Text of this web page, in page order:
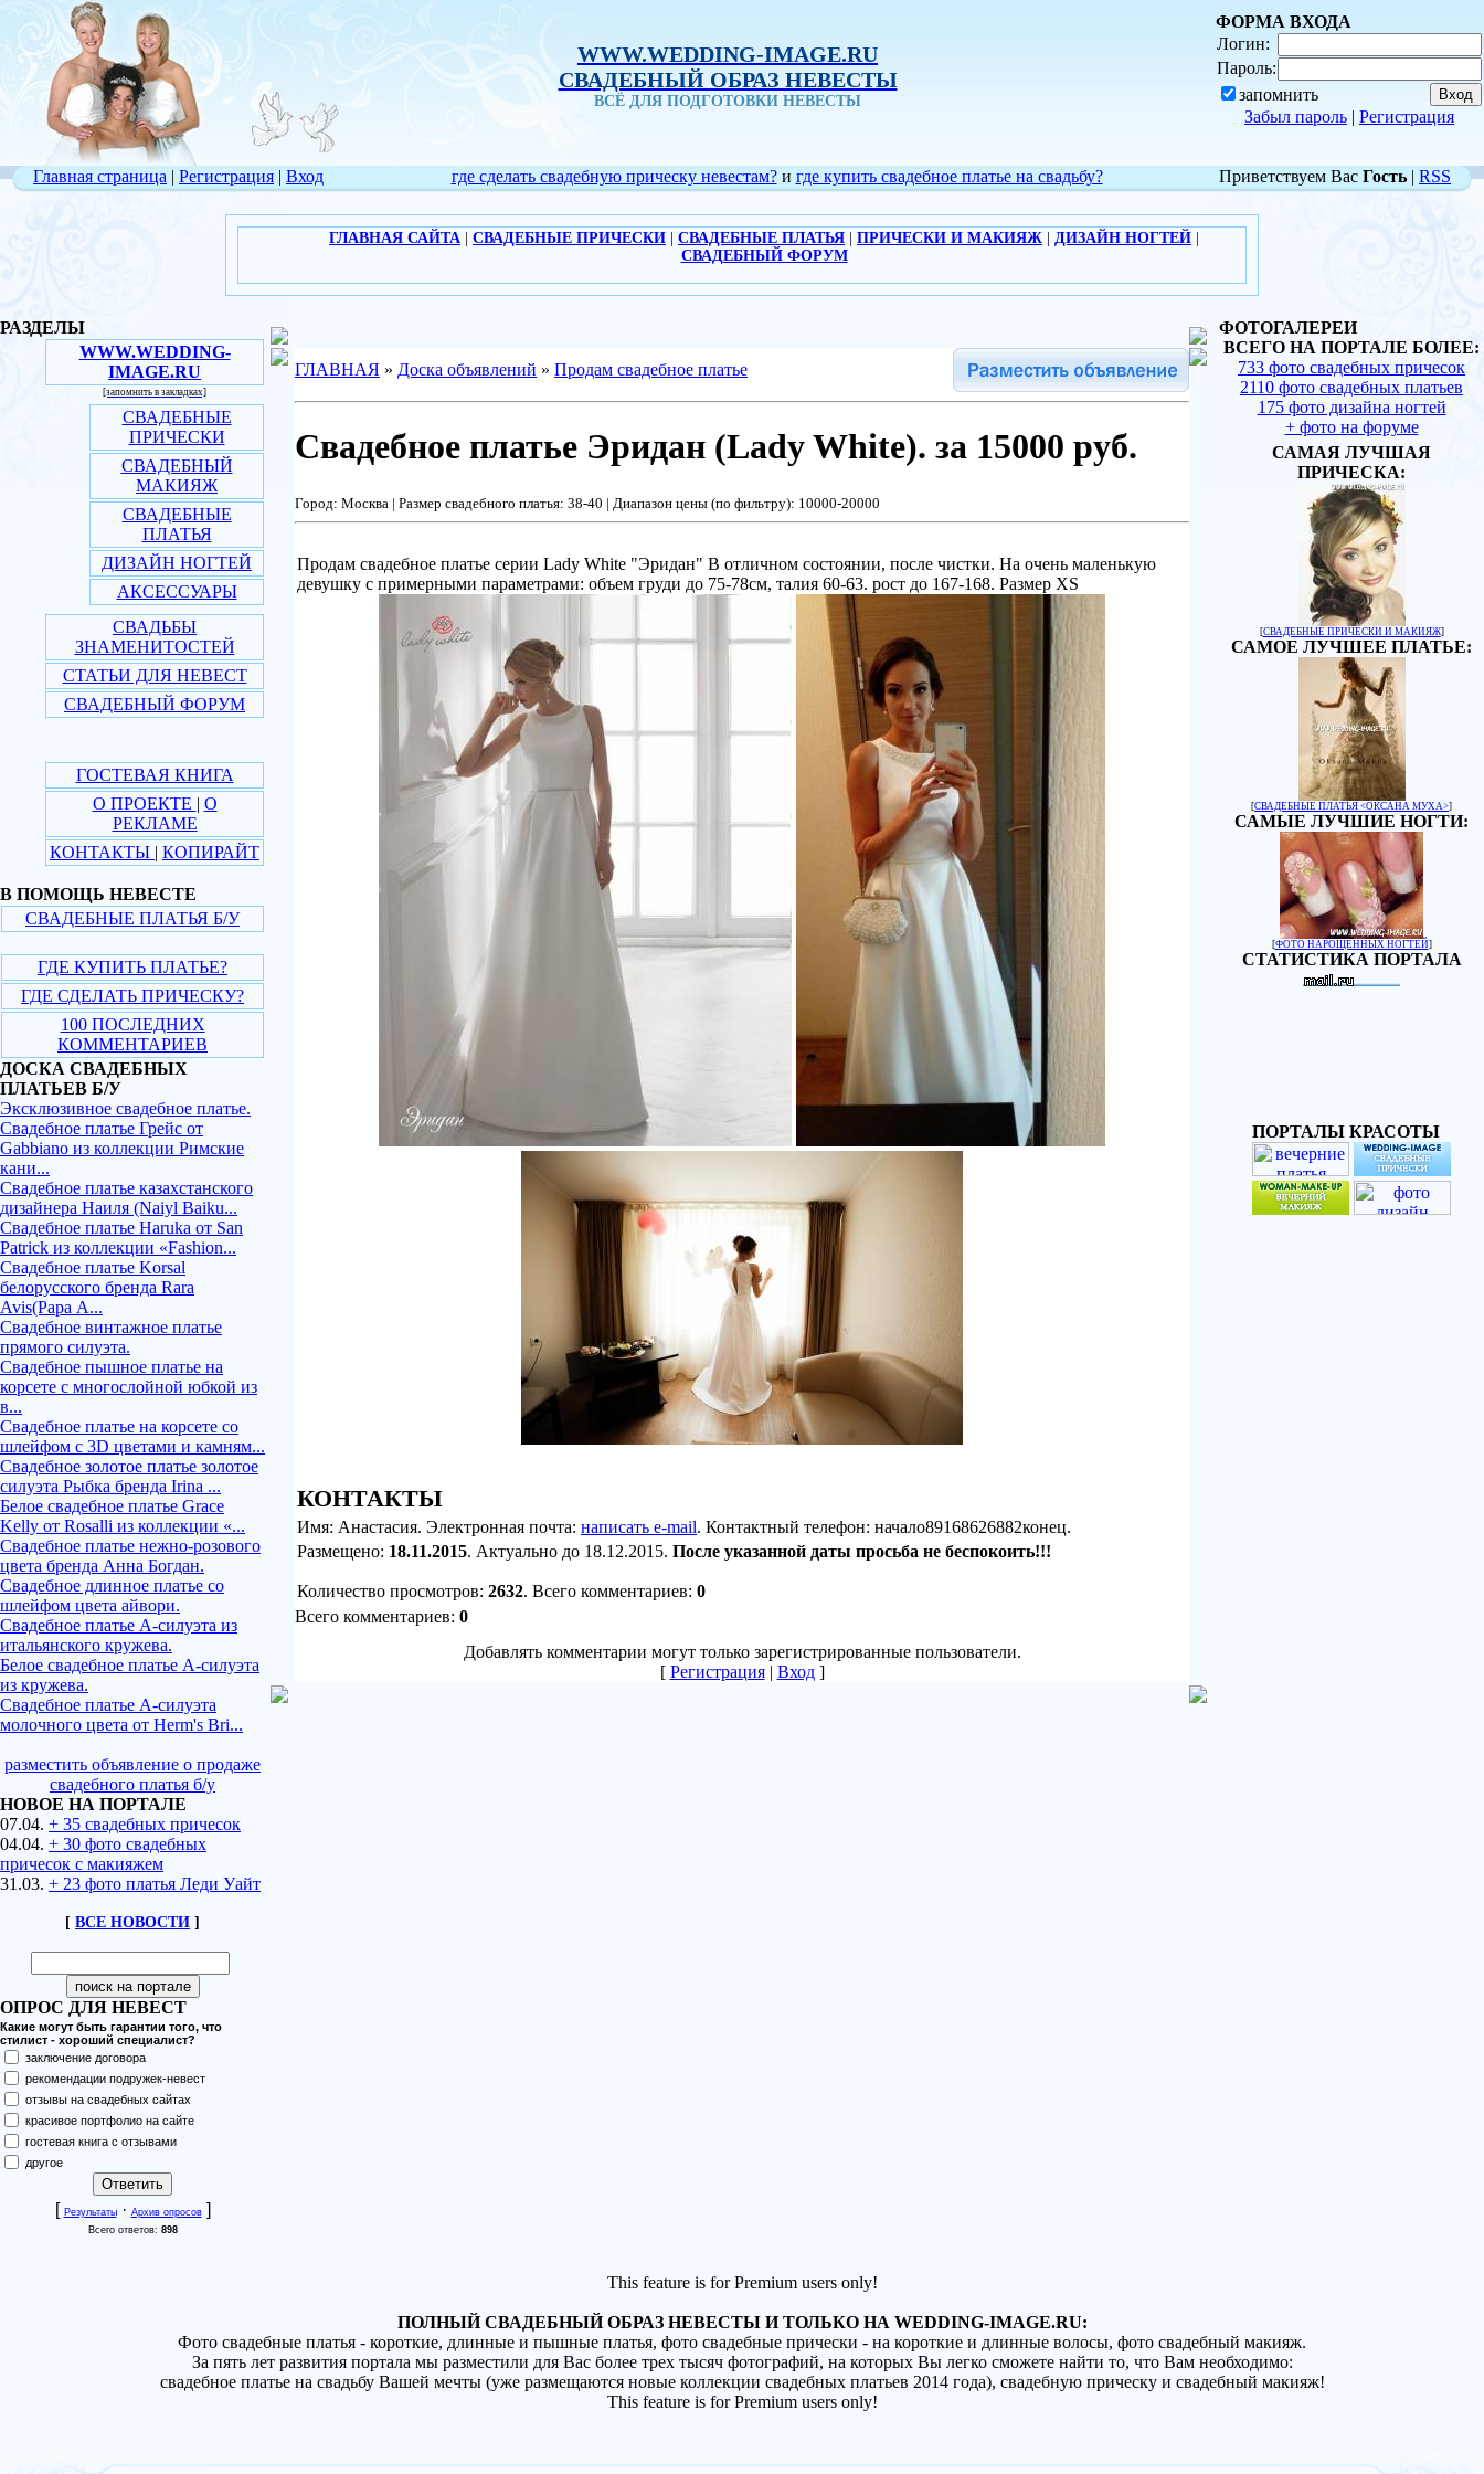
WWW.WEDDING-IMAGE.RU
СВАДЕБНЫЙ ОБРАЗ НЕВЕСТЫ
ВСЁ ДЛЯ ПОДГОТОВКИ НЕВЕСТЫ
ФОРМА ВХОДА
Логин:
Пароль:
запомнить
Забыл пароль | Регистрация
Главная страница | Регистрация | Вход где сделать свадебную прическу невестам?и где купить свадебное платье на свадьбу? Приветствуем Вас Гость | RSS
ГЛАВНАЯ САЙТА СВАДЕБНЫЕ ПРИЧЕСКИ СВАДЕБНЫЕ ПЛАТЬЯ ПРИЧЕСКИ И МАКИЯЖ ДИЗАЙН НОГТЕЙ
СВАДЕБНЫЙ ФОРУМ
РАЗДЕЛЫ
WWW.WEDDING-
IMAGE.RU
[запомнить в закладках]
СВАДЕБНЫЕ
ПРИЧЕСКИ
СВАДЕБНЫЙ
МАКИЯЖ
СВАДЕБНЫЕ
ПЛАТЬЯ
ДИЗАЙН НОГТЕЙ
АКСЕССУАРЫ
СВАДЬБЫ
ЗНАМЕНИТОСТЕЙ
СТАТЬИ ДЛЯ НЕВЕСТ
СВАДЕБНЫЙ ФОРУМ
ГОСТЕВАЯ КНИГА
О ПРОЕКТЕ | О
РЕКЛАМЕ
КОНТАКТЫ | КОПИРАЙТ
В ПОМОЩЬ НЕВЕСТЕ
СВАДЕБНЫЕ ПЛАТЬЯ Б/У
ГДЕ КУПИТЬ ПЛАТЬЕ?
ГДЕ СДЕЛАТЬ ПРИЧЕСКУ?
100 ПОСЛЕДНИХ
КОММЕНТАРИЕВ
ДОСКА СВАДЕБНЫХ
ПЛАТЬЕВ Б/У
Эксклюзивное свадебное платье.
Свадебное платье Грейс от
Gabbiano из коллекции Римские
кани...
Свадебное платье казахстанского
дизайнера Наиля (Naiyl Baiku...
Свадебное платье Haruka от San
Patrick из коллекции «Fashion...
Свадебное платье Korsal
белорусского бренда Rara
Avis(Рара А...
Свадебное винтажное платье
прямого силуэта.
Свадебное пышное платье на
корсете с многослойной юбкой из
в...
Свадебное платье на корсете со
шлейфом с 3D цветами и камням...
Свадебное золотое платье золотое
силуэта Рыбка бренда Irina ...
Белое свадебное платье Grace
Kelly от Rosalli из коллекции «...
Свадебное платье нежно-розового
цвета бренда Анна Богдан.
Свадебное длинное платье со
шлейфом цвета айвори.
Свадебное платье А-силуэта из
итальянского кружева.
Белое свадебное платье А-силуэта
из кружева.
Свадебное платье А-силуэта
молочного цвета от Herm's Bri...
разместить объявление о продаже
свадебного платья б/у
НОВОЕ НА ПОРТАЛЕ
07.04. + 35 свадебных причесок
04.04. + 30 фото свадебных
причесок с макияжем
31.03. + 23 фото платья Леди Уайт
[ ВСЕ НОВОСТИ ]
ОПРОС ДЛЯ НЕВЕСТ
Какие могут быть гарантии того, что
стилист - хороший специалист?
заключение договора
рекомендации подружек-невест
отзывы на свадебных сайтах
красивое портфолио на сайте
гостевая книга с отзывами
другое
[ Результаты· Архив опросов]
Всего ответов: 898
ГЛАВНАЯ » Доска объявлений » Продам свадебное платье
Свадебное платье Эридан (Lady White). за 15000 руб.
Город: Москва | Размер свадебного платья: 38-40 | Диапазон цены (по фильтру): 10000-20000
Продам свадебное платье серии Lаdy White "Эридан" В отличном состоянии, после чистки. На очень маленькую
девушку с примерными параметрами: объем груди до 75-78см, талия 60-63. рост до 167-168. Размер XS
КОНТАКТЫ
Имя: Анастасия. Электронная почта: написать e-mail. Контактный телефон: начало89168626882конец.
Размещено: 18.11.2015. Актуально до 18.12.2015. После указанной даты просьба не беспокоить!!!
Количество просмотров: 2632. Всего комментариев: 0
Всего комментариев: 0
Добавлять комментарии могут только зарегистрированные пользователи.
[ Регистрация| Вход]
ФОТОГАЛЕРЕИ
ВСЕГО НА ПОРТАЛЕ БОЛЕЕ:
733 фото свадебных причесок
2110 фото свадебных платьев
175 фото дизайна ногтей
+ фото на форуме
САМАЯ ЛУЧШАЯ
ПРИЧЕСКА:
[СВАДЕБНЫЕ ПРИЧЕСКИ И МАКИЯЖ]
САМОЕ ЛУЧШЕЕ ПЛАТЬЕ:
[СВАДЕБНЫЕ ПЛАТЬЯ <ОКСАНА МУХА>]
САМЫЕ ЛУЧШИЕ НОГТИ:
[ФОТО НАРОЩЕННЫХ НОГТЕЙ]
СТАТИСТИКА ПОРТАЛА
ПОРТАЛЫ КРАСОТЫ
This feature is for Premium users only!
ПОЛНЫЙ СВАДЕБНЫЙ ОБРАЗ НЕВЕСТЫ И ТОЛЬКО НА WEDDING-IMAGE.RU:
Фото свадебные платья - короткие, длинные и пышные платья, фото свадебные прически - на короткие и длинные волосы, фото свадебный макияж.
За пять лет развития портала мы разместили для Вас более трех тысяч фотографий, на которых Вы легко сможете найти то, что Вам необходимо:
свадебное платье на свадьбу Вашей мечты (уже размещаются новые коллекции свадебных платьев 2014 года), свадебную прическу и свадебный макияж!
This feature is for Premium users only!